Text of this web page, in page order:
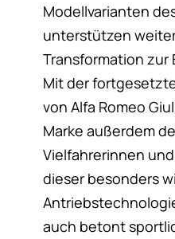
Modellvarianten
unterstützen
Transformation zur
Mit der
von Alfa Romeo
Marke außerdem
Vielfahrerinnen
dieser besonders
auch betont